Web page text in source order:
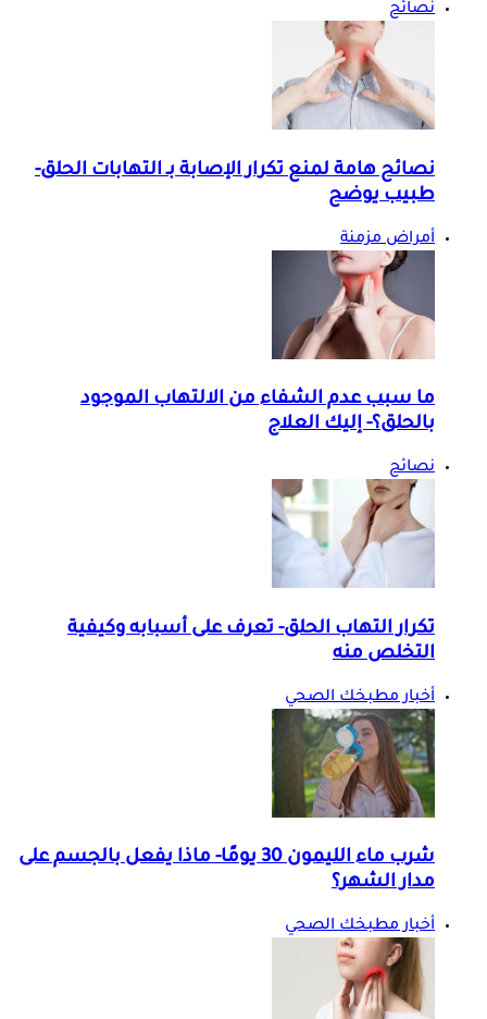
نصائح
نصائح هامة لمنع تكرار الإصابة بـ التهابات الحلق-
طبيب يوضح
أمراض مزمنة
ما سبب عدم الشفاء من الالتهاب الموجود
بالحلق؟- إليك العلاج
نصائح
تكرار التهاب الحلق- تعرف على أسبابه وكيفية
التخلص منه
أخبار مطبخك الصحي
شرب ماء الليمون 30 يومًا- ماذا يفعل بالجسم على
مدار الشهر؟
أخبار مطبخك الصحي